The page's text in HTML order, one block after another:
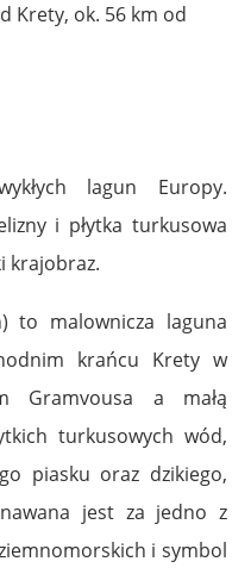
Krety, ok. 56 km od
lagun Europy.
i płytka turkusowa
krajobraz.
to malownicza laguna
krańcu Krety w
Gramvousa a małą
turkusowych wód,
piasku oraz dzikiego,
jest za jedno z
i symbol